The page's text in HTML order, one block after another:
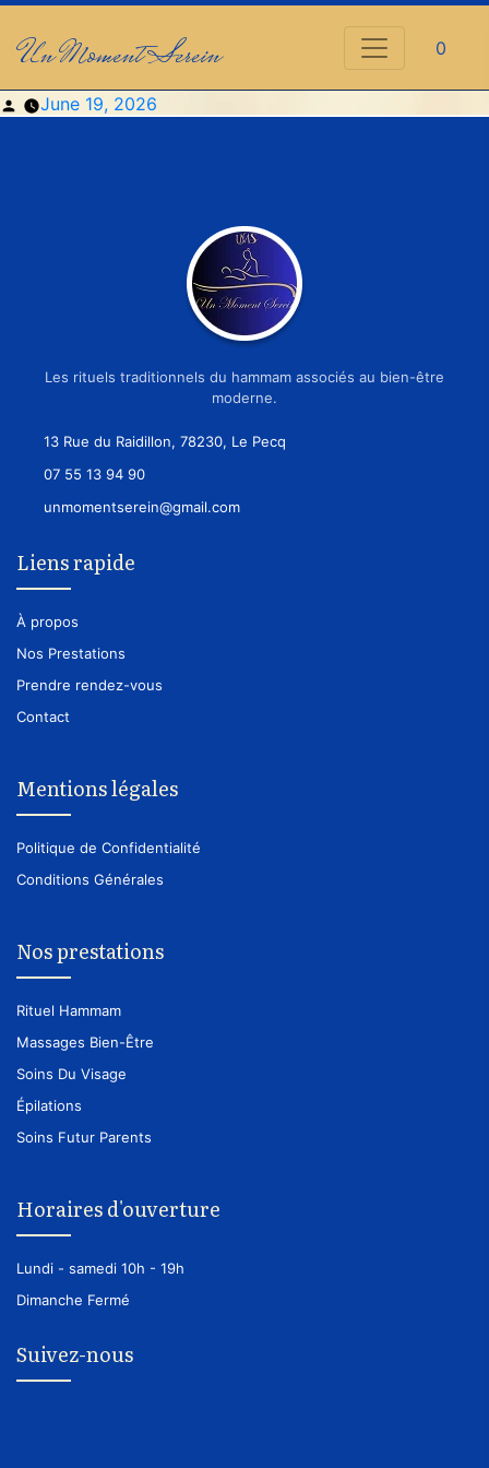
Un Moment Serein 0
Posted
June 19, 2026
Les rituels traditionnels du hammam associés au bien-être
moderne.
13 Rue du Raidillon, 78230, Le Pecq
07 55 13 94 90
unmomentserein@gmail.com
Liens rapide
À propos
Nos Prestations
Prendre rendez-vous
Contact
Mentions légales
Politique de Confidentialité
Conditions Générales
Nos prestations
Rituel Hammam
Massages Bien-Être
Soins Du Visage
Épilations
Soins Futur Parents
Horaires d'ouverture
Lundi - samedi 10h - 19h
Dimanche Fermé
Suivez-nous